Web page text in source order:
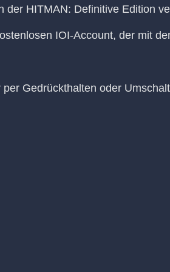
der HITMAN: Definitive Edition
IOI-Account, der mit
Gedrückthalten oder